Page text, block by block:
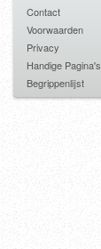
Contact
Voorwaarden
Privacy
Handige Pagina's
Begrippenlijst